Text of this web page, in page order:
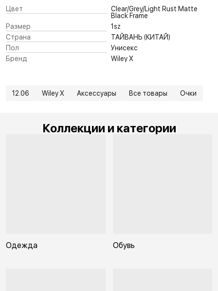
Цвет
Clear/Grey/Light Rust Matte
Black Frame
Размер
1sz
Страна
ТАЙВАНЬ (КИТАЙ)
Пол
Унисекс
Бренд
Wiley X
12.06 Wiley X Аксессуары Все товары Очки
Коллекции и категории
Одежда Обувь